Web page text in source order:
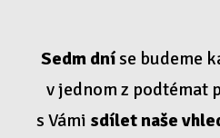
Sedm dníse budeme
v jednom z podtémat
s Vámi sdílet naše